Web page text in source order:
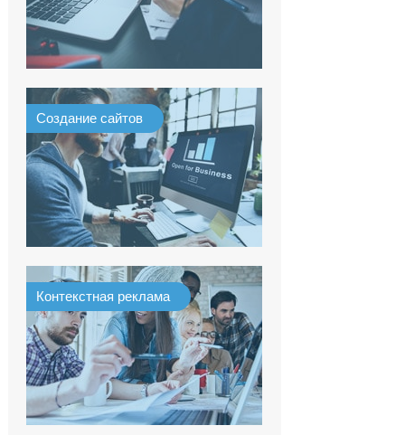
Создание сайтов
Контекстная реклама